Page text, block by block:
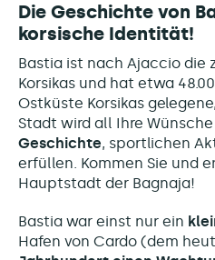
Die Geschichte von
korsische Identität!
Bastia ist nach Ajaccio die
Korsikas und hat etwa
Ostküste Korsikas
Stadt wird all Ihre
Geschichte, sportlichen
erfüllen. Kommen Sie und
Hauptstadt der Bagnaja!
Bastia war einst nur ein
Hafen von Cardo (dem